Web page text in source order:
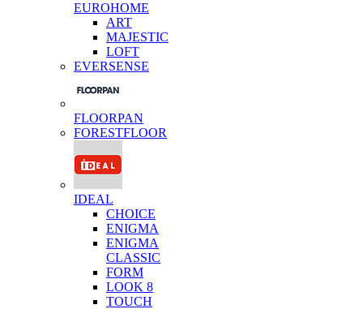
EUROHOME
ART
MAJESTIC
LOFT
EVERSENSE
FLOORPAN
FORESTFLOOR
IDEAL
CHOICE
ENIGMA
ENIGMA
CLASSIC
FORM
LOOK 8
TOUCH